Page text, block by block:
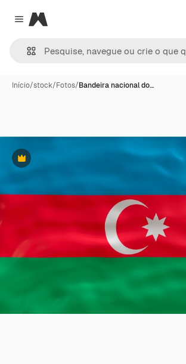
Close menu
Magnific
Início/stock/Fotos/Bandeira nacional do…
Premium